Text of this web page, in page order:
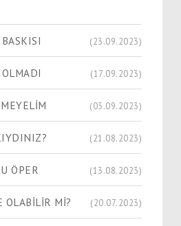
(23.09.2023)
(17.09.2023)
(03.09.2023)
(21.08.2023)
ÖPER (13.08.2023)
OLABİLİR Mİ? (20.07.2023)